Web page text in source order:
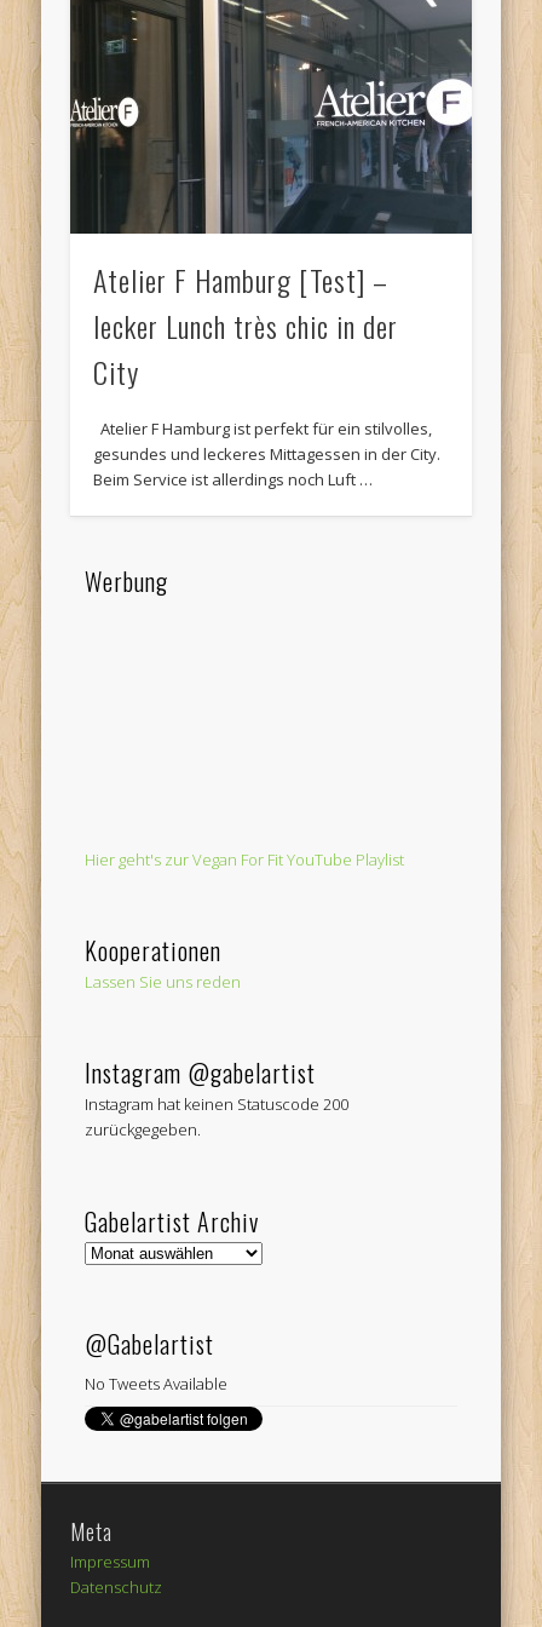
Atelier F Hamburg [Test] –
lecker Lunch très chic in der
City
Atelier F Hamburg ist perfekt für ein stilvolles,
gesundes und leckeres Mittagessen in der City.
Beim Service ist allerdings noch Luft …
Werbung
Hier geht's zur Vegan For Fit YouTube Playlist
Kooperationen
Lassen Sie uns reden
Instagram @gabelartist
Instagram hat keinen Statuscode 200
zurückgegeben.
Gabelartist Archiv
Gabelartist
@Gabelartist
No Tweets Available
Meta
Impressum
Datenschutz